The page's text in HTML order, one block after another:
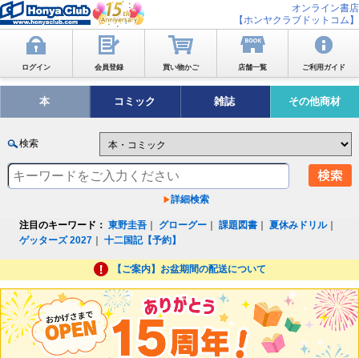
オンライン書店
【ホンヤクラブドットコム】
ログイン 会員登録 買い物かご 店舗一覧 ご利用ガイド
本 コミック 雑誌 その他商材
検索
詳細検索
注目のキーワード： 東野圭吾 グローグー ｜課題図書 ｜夏休みドリル｜
ゲッターズ 2027 ｜十二国記【予約】
【ご案内】お盆期間の配送について